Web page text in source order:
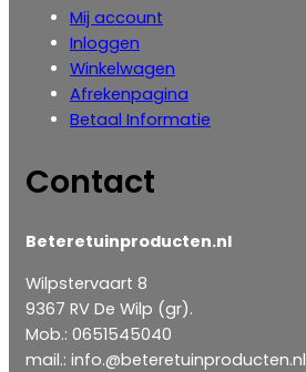
Mij account
Inloggen
‎Winkelwagen
Afrekenpagina
Betaal Informatie
Contact
Beteretuinproducten.nl
Wilpstervaart 8
9367 RV De Wilp (gr).
Mob.: 0651545040
mail.: info.@beteretuinproducten.nl